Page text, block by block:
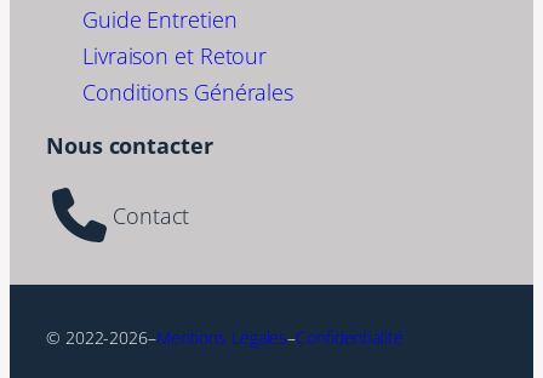
Guide Entretien
Livraison et Retour
Conditions Générales
Nous contacter
Contact
© 2022-2026–Mentions Légales–Confidentialité